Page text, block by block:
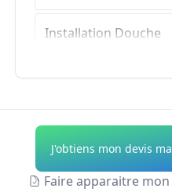
Installation Douche
Italienne
Installation Douche
J'obtiens mon devis
Faire apparaitre